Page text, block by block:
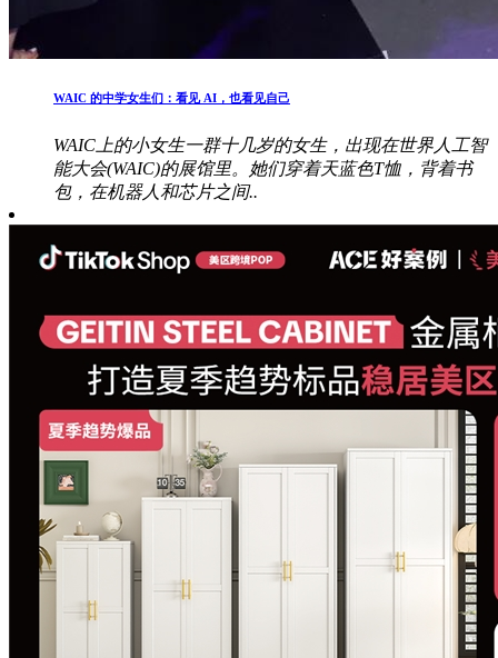
WAIC 的中学女生们：看见 AI，也看见自己
WAIC上的小女生一群十几岁的女生，出现在世界人工智
能大会(WAIC)的展馆里。她们穿着天蓝色T恤，背着书
包，在机器人和芯片之间..